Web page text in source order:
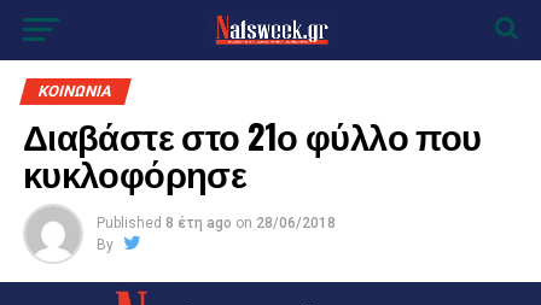
ΚΟΙΝΩΝΙΑ
Διαβάστε στο 21ο φύλλο που
κυκλοφόρησε
Published 8 έτη ago on 28/06/2018
By